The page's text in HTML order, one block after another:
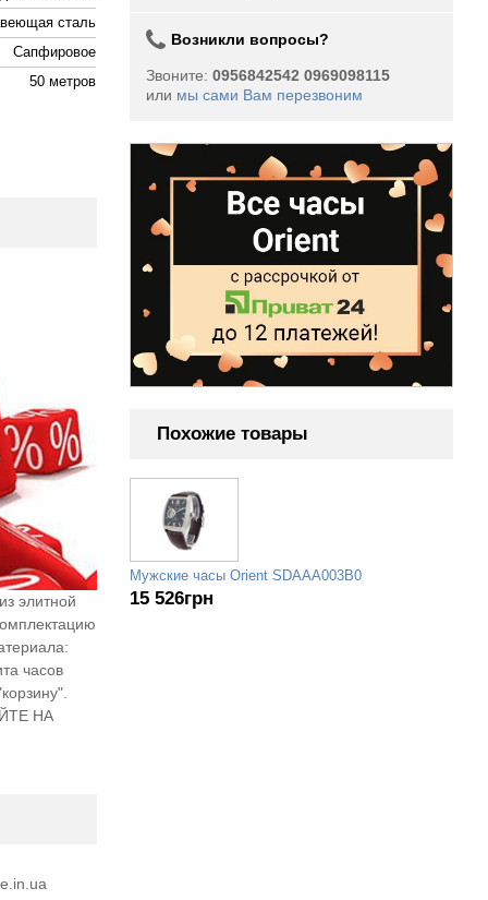
сталь
Сапфировое
50 метров
элитной
часов
НА
Возникли вопросы?
Звоните: 0956842542 0969098115
или мы сами Вам перезвоним
Похожие товары
Мужские часы Orient SDAAA003B0
15 526грн